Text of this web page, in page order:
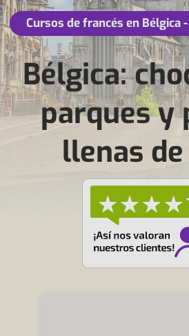
Cursos de francés en Bélgica
Bélgica:
parques y
llenas